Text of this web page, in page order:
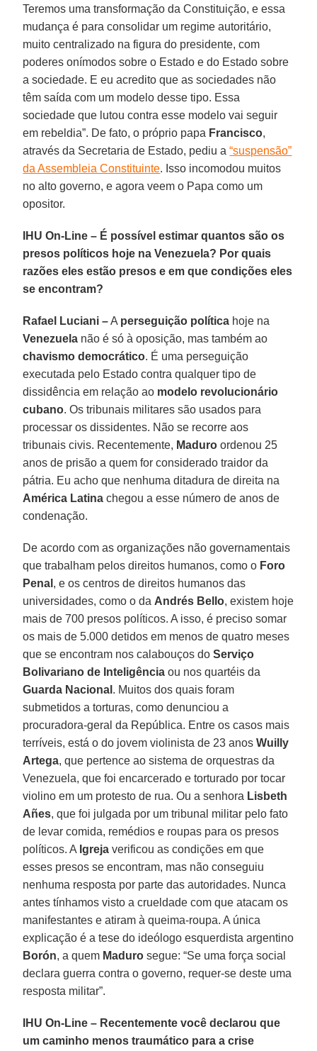
Teremos uma transformação da Constituição, e essa
mudança é para consolidar um regime autoritário,
muito centralizado na figura do presidente, com
poderes onímodos sobre o Estado e do Estado sobre
a sociedade. E eu acredito que as sociedades não
têm saída com um modelo desse tipo. Essa
sociedade que lutou contra esse modelo vai seguir
em rebeldia”. De fato, o próprio papa Francisco,
através da Secretaria de Estado, pediu a“suspensão”
da Assembleia Constituinte. Isso incomodou muitos
no alto governo, e agora veem o Papa como um
opositor.
IHU On-Line – É possível estimar quantos são os
presos políticos hoje na Venezuela? Por quais
razões eles estão presos e em que condições eles
se encontram?
Rafael Luciani –A perseguição política hoje na
Venezuela não é só à oposição, mas também ao
chavismo democrático. É uma perseguição
executada pelo Estado contra qualquer tipo de
dissidência em relação ao modelo revolucionário
cubano. Os tribunais militares são usados para
processar os dissidentes. Não se recorre aos
tribunais civis. Recentemente, Maduro ordenou 25
anos de prisão a quem for considerado traidor da
pátria. Eu acho que nenhuma ditadura de direita na
América Latina chegou a esse número de anos de
condenação.
De acordo com as organizações não governamentais
que trabalham pelos direitos humanos, como o Foro
Penal , e os centros de direitos humanos das
universidades, como o da Andrés Bello, existem hoje
mais de 700 presos políticos. A isso, é preciso somar
os mais de 5.000 detidos em menos de quatro meses
que se encontram nos calabouços doServiço
Bolivariano de Inteligência ou nos quartéis da
Guarda Nacional . Muitos dos quais foram
submetidos a torturas, como denunciou a
procuradora-geral da República. Entre os casos mais
terríveis, está o do jovem violinista de 23 anosWuilly
Artega, que pertence ao sistema de orquestras da
Venezuela, que foi encarcerado e torturado por tocar
violino em um protesto de rua. Ou a senhora Lisbeth
Añes, que foi julgada por um tribunal militar pelo fato
de levar comida, remédios e roupas para os presos
políticos. A Igreja verificou as condições em que
esses presos se encontram, mas não conseguiu
nenhuma resposta por parte das autoridades. Nunca
antes tínhamos visto a crueldade com que atacam os
manifestantes e atiram à queima-roupa. A única
explicação é a tese do ideólogo esquerdista argentino
Borón, a quem Maduro segue: “Se uma força social
declara guerra contra o governo, requer-se deste uma
resposta militar”.
IHU On-Line – Recentemente você declarou que
um caminho menos traumático para a crise